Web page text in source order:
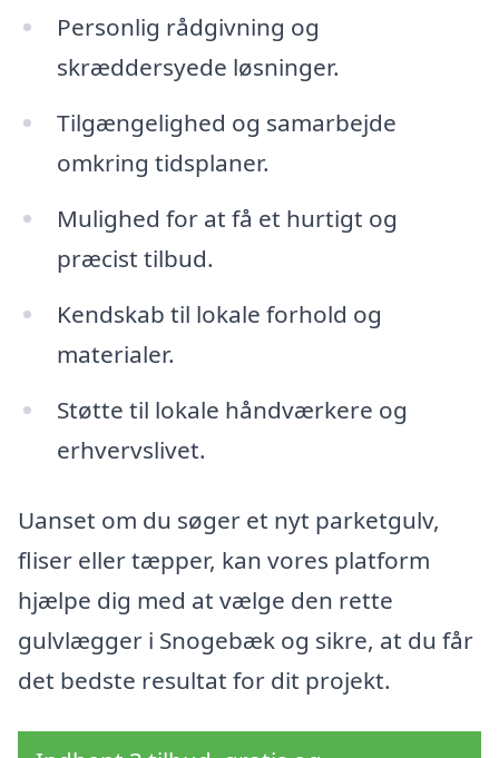
Personlig rådgivning og
skræddersyede løsninger.
Tilgængelighed og samarbejde
omkring tidsplaner.
Mulighed for at få et hurtigt og
præcist tilbud.
Kendskab til lokale forhold og
materialer.
Støtte til lokale håndværkere og
erhvervslivet.
Uanset om du søger et nyt parketgulv,
fliser eller tæpper, kan vores platform
hjælpe dig med at vælge den rette
gulvlægger i Snogebæk og sikre, at du får
det bedste resultat for dit projekt.